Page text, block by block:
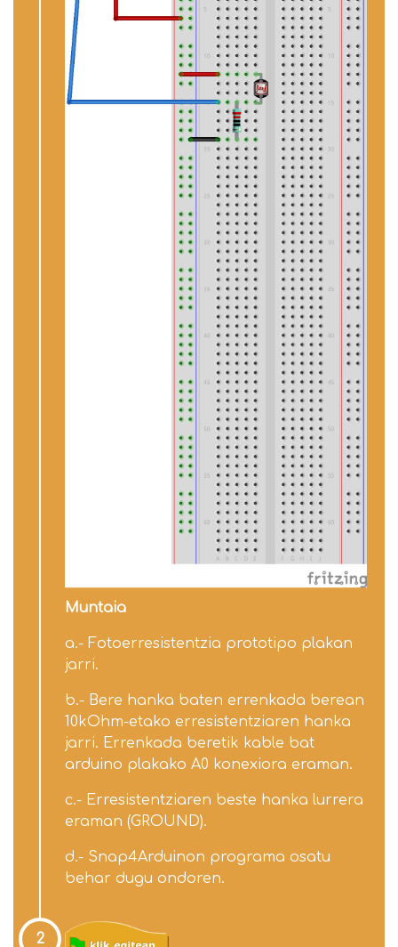
Muntaia
a.- Fotoerresistentzia prototipo plakan
jarri.
b.- Bere hanka baten errenkada berean
10kOhm-etako erresistentziaren hanka
jarri. Errenkada beretik kable bat
arduino plakako A0 konexiora eraman.
c.- Erresistentziaren beste hanka lurrera
eraman (GROUND).
d.- Snap4Arduinon programa osatu
behar dugu ondoren.
2